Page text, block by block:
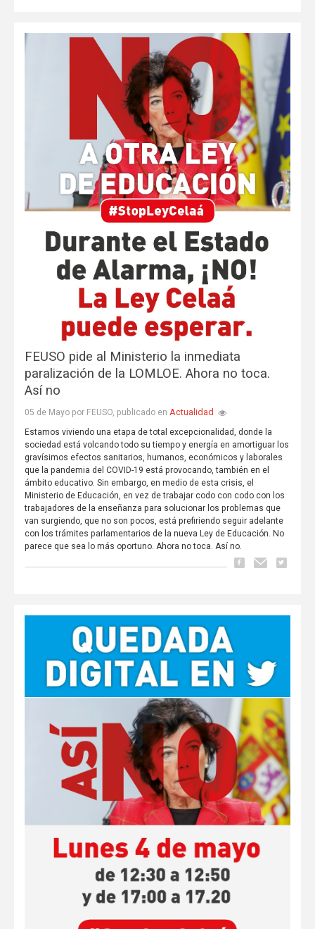
FEUSO pide al Ministerio la inmediata
paralización de la LOMLOE. Ahora no toca.
Así no
05 de Mayo por FEUSO, publicado en Actualidad
Estamos viviendo una etapa de total excepcionalidad, donde la
sociedad está volcando todo su tiempo y energía en amortiguar los
gravísimos efectos sanitarios, humanos, económicos y laborales
que la pandemia del COVID-19 está provocando, también en el
ámbito educativo. Sin embargo, en medio de esta crisis, el
Ministerio de Educación, en vez de trabajar codo con codo con los
trabajadores de la enseñanza para solucionar los problemas que
van surgiendo, que no son pocos, está prefiriendo seguir adelante
con los trámites parlamentarios de la nueva Ley de Educación. No
parece que sea lo más oportuno. Ahora no toca. Así no.